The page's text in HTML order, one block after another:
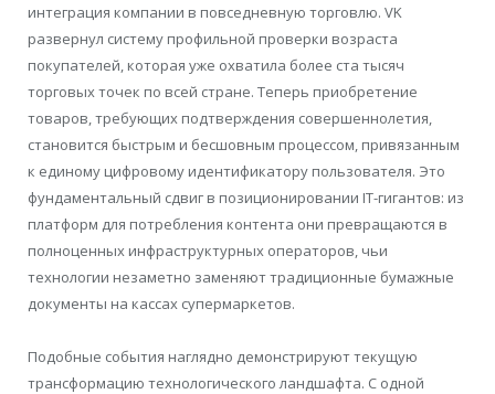
интеграция компании в повседневную торговлю. VK
развернул систему профильной проверки возраста
покупателей, которая уже охватила более ста тысяч
торговых точек по всей стране. Теперь приобретение
товаров, требующих подтверждения совершеннолетия,
становится быстрым и бесшовным процессом, привязанным
к единому цифровому идентификатору пользователя. Это
фундаментальный сдвиг в позиционировании IT-гигантов: из
платформ для потребления контента они превращаются в
полноценных инфраструктурных операторов, чьи
технологии незаметно заменяют традиционные бумажные
документы на кассах супермаркетов.
Подобные события наглядно демонстрируют текущую
трансформацию технологического ландшафта. С одной